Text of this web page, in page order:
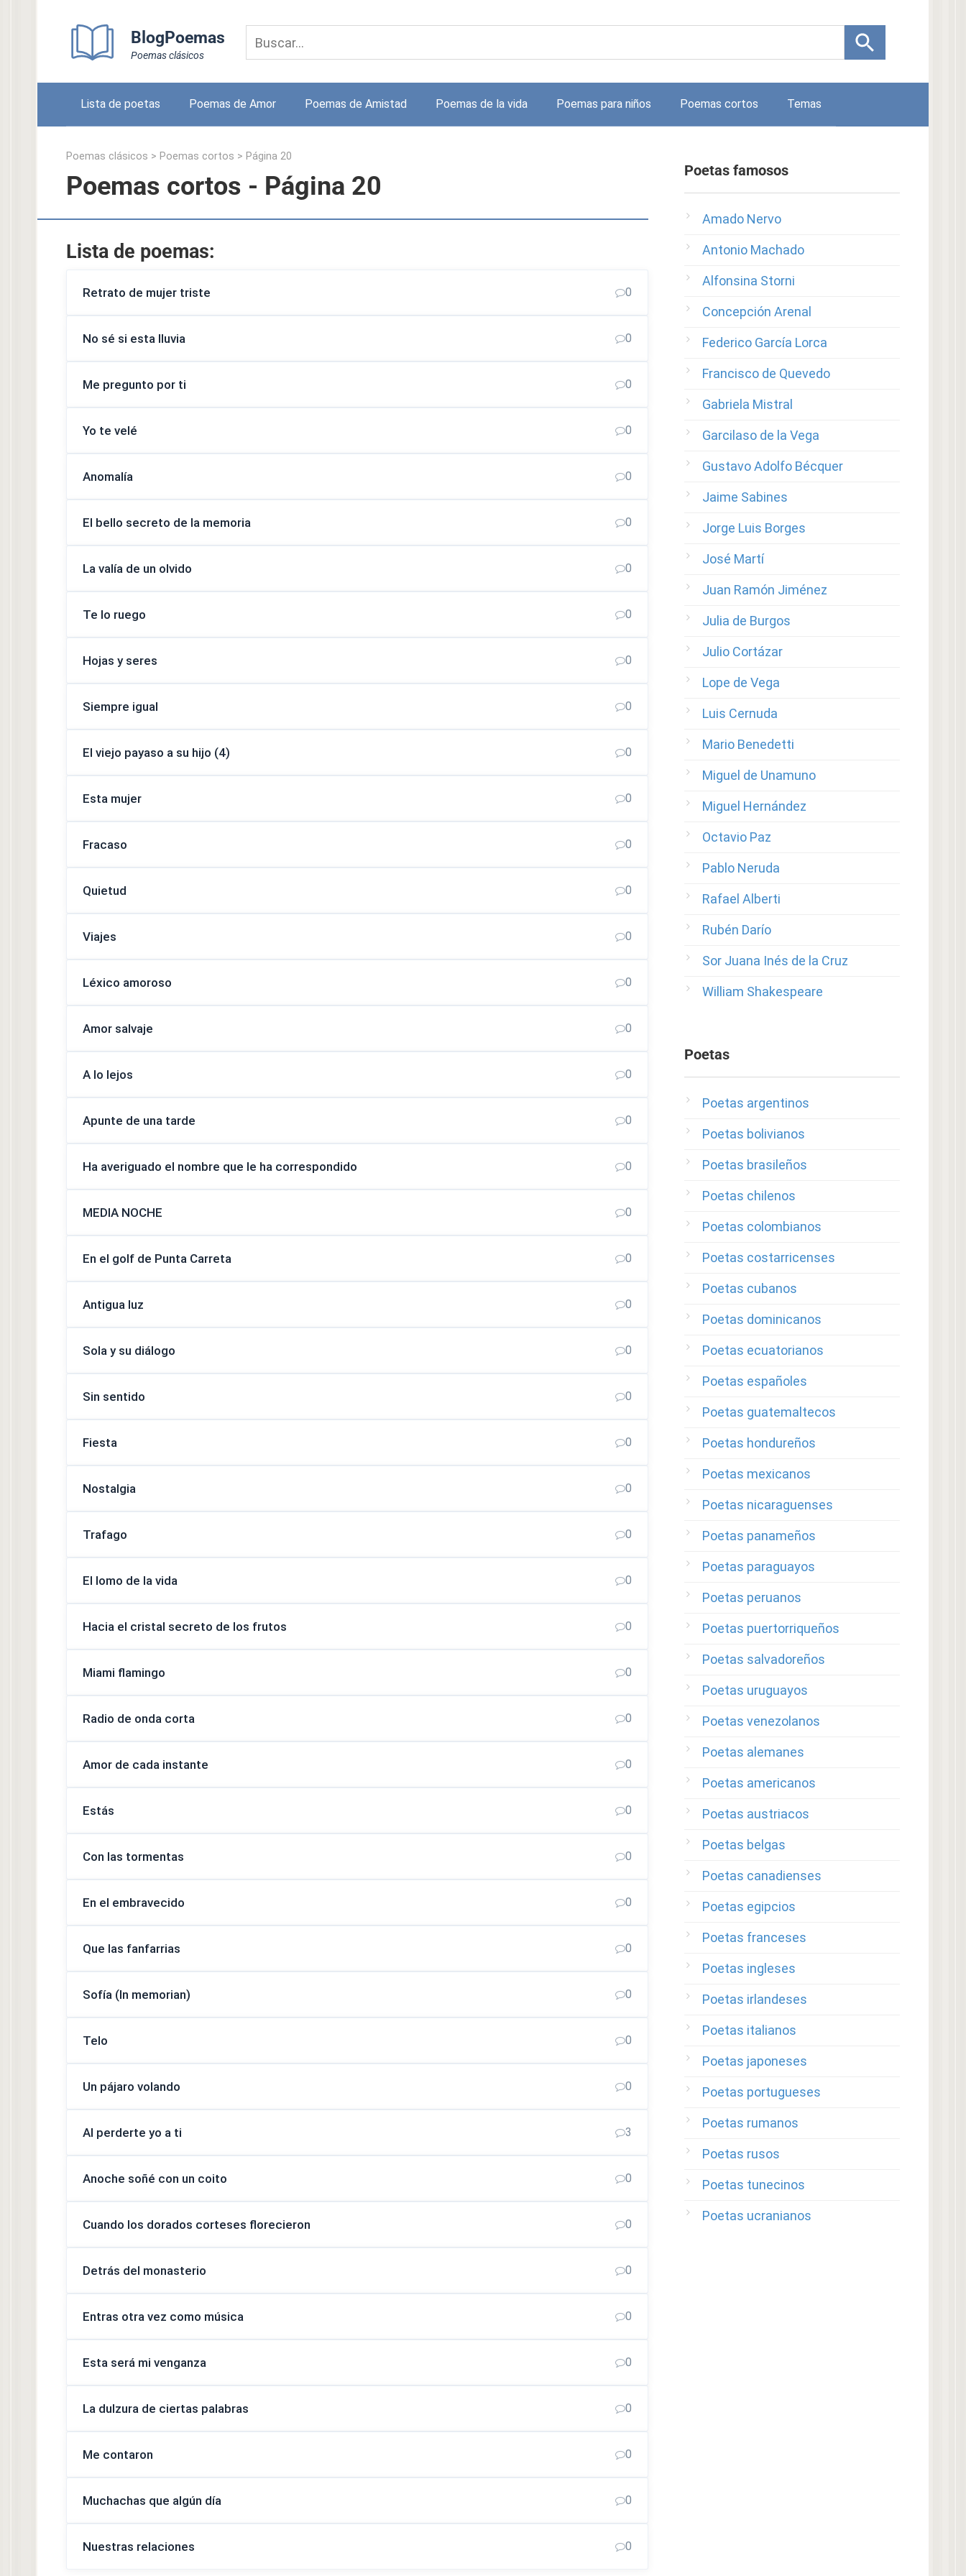
BlogPoemas
Poemas clásicos
Lista de poetas Poemas de Amor Poemas de Amistad Poemas de la vida Poemas para niños Poemas cortos Temas
Poemas clásicos > Poemas cortos > Página 20
Poemas cortos - Página 20
Lista de poemas:
Retrato de mujer triste 0
No sé si esta lluvia 0
Me pregunto por ti 0
Yo te velé 0
Anomalía 0
El bello secreto de la memoria 0
La valía de un olvido 0
Te lo ruego 0
Hojas y seres 0
Siempre igual 0
El viejo payaso a su hijo (4) 0
Esta mujer 0
Fracaso 0
Quietud 0
Viajes 0
Léxico amoroso 0
Amor salvaje 0
A lo lejos 0
Apunte de una tarde 0
Ha averiguado el nombre que le ha correspondido 0
MEDIA NOCHE 0
En el golf de Punta Carreta 0
Antigua luz 0
Sola y su diálogo 0
Sin sentido 0
Fiesta 0
Nostalgia 0
Trafago 0
El lomo de la vida 0
Hacia el cristal secreto de los frutos 0
Miami flamingo 0
Radio de onda corta 0
Amor de cada instante 0
Estás 0
Con las tormentas 0
En el embravecido 0
Que las fanfarrias 0
Sofía (In memorian) 0
Telo 0
Un pájaro volando 0
Al perderte yo a ti 3
Anoche soñé con un coito 0
Cuando los dorados corteses florecieron 0
Detrás del monasterio 0
Entras otra vez como música 0
Esta será mi venganza 0
La dulzura de ciertas palabras 0
Me contaron 0
Muchachas que algún día 0
Nuestras relaciones 0
Poetas famosos
Amado Nervo
Antonio Machado
Alfonsina Storni
Concepción Arenal
Federico García Lorca
Francisco de Quevedo
Gabriela Mistral
Garcilaso de la Vega
Gustavo Adolfo Bécquer
Jaime Sabines
Jorge Luis Borges
José Martí
Juan Ramón Jiménez
Julia de Burgos
Julio Cortázar
Lope de Vega
Luis Cernuda
Mario Benedetti
Miguel de Unamuno
Miguel Hernández
Octavio Paz
Pablo Neruda
Rafael Alberti
Rubén Darío
Sor Juana Inés de la Cruz
William Shakespeare
Poetas
Poetas argentinos
Poetas bolivianos
Poetas brasileños
Poetas chilenos
Poetas colombianos
Poetas costarricenses
Poetas cubanos
Poetas dominicanos
Poetas ecuatorianos
Poetas españoles
Poetas guatemaltecos
Poetas hondureños
Poetas mexicanos
Poetas nicaraguenses
Poetas panameños
Poetas paraguayos
Poetas peruanos
Poetas puertorriqueños
Poetas salvadoreños
Poetas uruguayos
Poetas venezolanos
Poetas alemanes
Poetas americanos
Poetas austriacos
Poetas belgas
Poetas canadienses
Poetas egipcios
Poetas franceses
Poetas ingleses
Poetas irlandeses
Poetas italianos
Poetas japoneses
Poetas portugueses
Poetas rumanos
Poetas rusos
Poetas tunecinos
Poetas ucranianos